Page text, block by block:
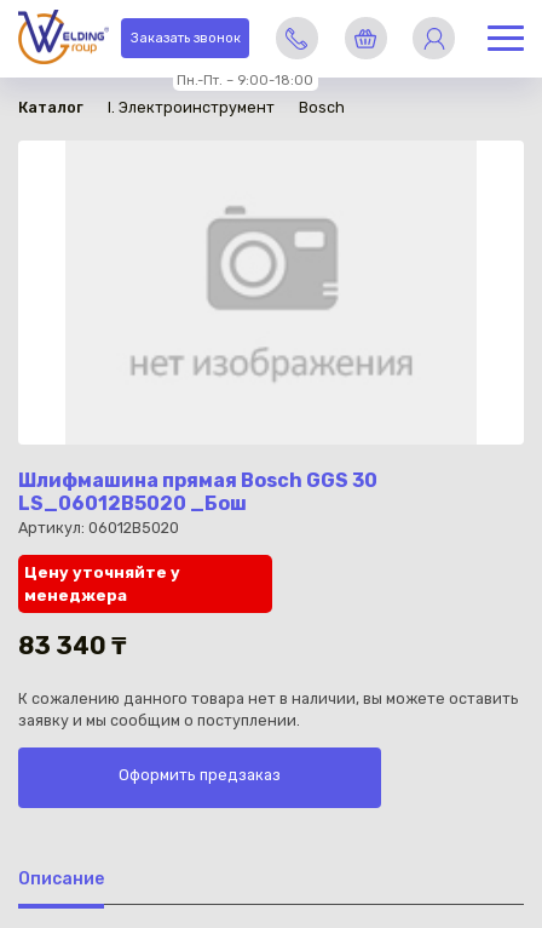
Заказать звонок
Пн.-Пт. – 9:00-18:00
Каз
Каталог I. Электроинструмент Bosch
Шлифмашина прямая Bosch GGS 30
LS_06012B5020 _Бош
Артикул: 06012B5020
в наличии
Цену уточняйте у
менеджера
83 340 ₸
К сожалению данного товара нет в наличии, вы можете оставить
заявку и мы сообщим о поступлении.
Оформить предзаказ
Описание